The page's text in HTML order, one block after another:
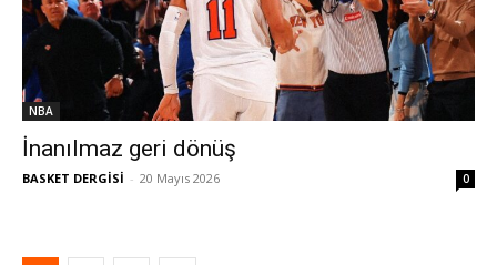
NBA
İnanılmaz geri dönüş
BASKET DERGİSİ - 20 Mayıs 2026 0